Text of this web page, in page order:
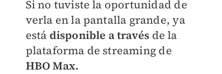
Si no tuviste la oportunidad de
verla en la pantalla grande, ya
está disponible a través de la
plataforma de streaming de
HBO Max.